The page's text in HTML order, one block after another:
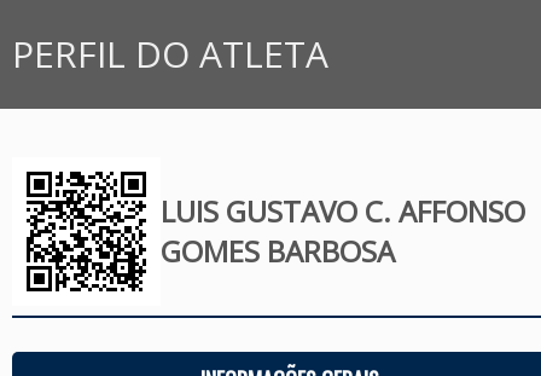
PERFIL DO ATLETA
LUIS GUSTAVO C. AFFONSO
GOMES BARBOSA